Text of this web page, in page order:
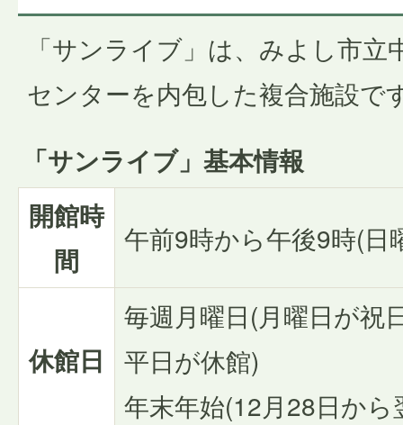
「サンライブ」は、みよし市
センターを内包した複合施設で
「サンライブ」基本情報
開館時
間
午前9時から午後9時(日
休館日
毎週月曜日(月曜日が祝
平日が休館)
年末年始(12月28日か